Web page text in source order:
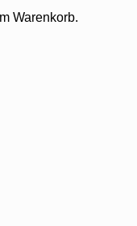
Warenkorb.